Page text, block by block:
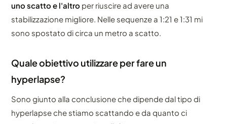
uno scatto e l'altro per riuscire ad avere una
stabilizzazione migliore. Nelle sequenze a 1:21 e 1:31 mi
sono spostato di circa un metro a scatto.
Quale obiettivo utilizzare per fare un
hyperlapse?
Sono giunto alla conclusione che dipende dal tipo di
hyperlapse che stiamo scattando e da quanto ci